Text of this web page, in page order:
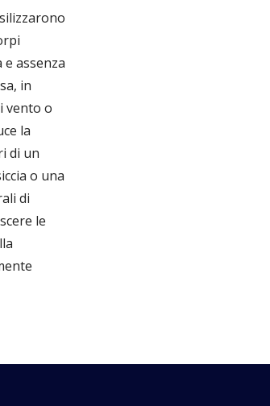
assenza
in
vento o
la
di un
o una
di
le